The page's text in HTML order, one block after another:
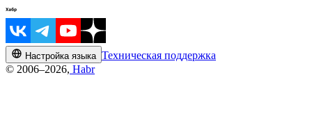
Настройка языка Техническая поддержка
© 2006–2026, Habr